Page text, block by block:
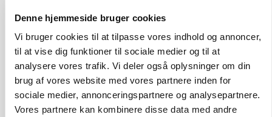
Denne hjemmeside bruger cookies
Vi bruger cookies til at tilpasse vores indhold og annoncer,
til at vise dig funktioner til sociale medier og til at
analysere vores trafik. Vi deler også oplysninger om din
brug af vores website med vores partnere inden for
sociale medier, annonceringspartnere og analysepartnere.
Vores partnere kan kombinere disse data med andre
Snart kan man søge tilskud til naturprojekter
Annonce
PLANTER
Før såmaskinen kører: Her er efterårets største